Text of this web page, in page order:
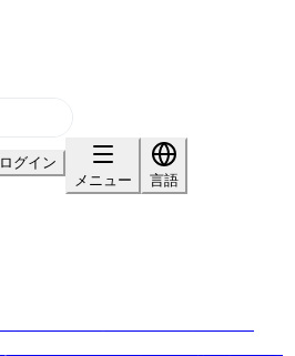
ログイン
メニュー
言語